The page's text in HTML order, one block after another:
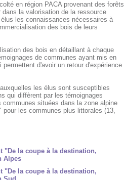
en région PACA provenant des forêts
la valorisation de la ressource
les connaissances nécessaires à
des bois de leurs
des bois en détaillant à chaque
de communes ayant mis en
d'avoir un retour d'expérience
les élus sont susceptibles
qui diffèrent par les témoignages
situées dans la zone alpine
les communes plus littorales (13,
"De la coupe à la destination,
Alpes
"De la coupe à la destination,